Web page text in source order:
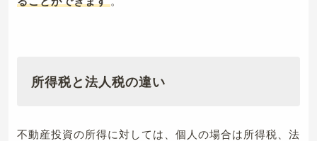
所得税と法人税の違い
不動産投資の所得に対しては、個人の場合は所得税、法